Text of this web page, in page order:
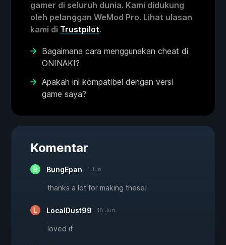
gamer di seluruh dunia. Kami didukung
oleh pelanggan WeMod Pro. Lihat ulasan
kami di Trustpilot.
Bagaimana cara menggunakan cheat di
ONINAKI?
Apakah ini kompatibel dengan versi
game saya?
Komentar
BungEpan 1 Jun
thanks a lot for making these!
LocalDust99 18 Jun
loved it